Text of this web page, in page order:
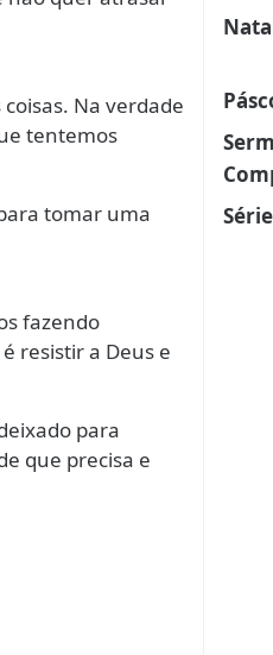
Na verdade
tentemos
tomar uma
fazendo
resistir a Deus e
para
que precisa e